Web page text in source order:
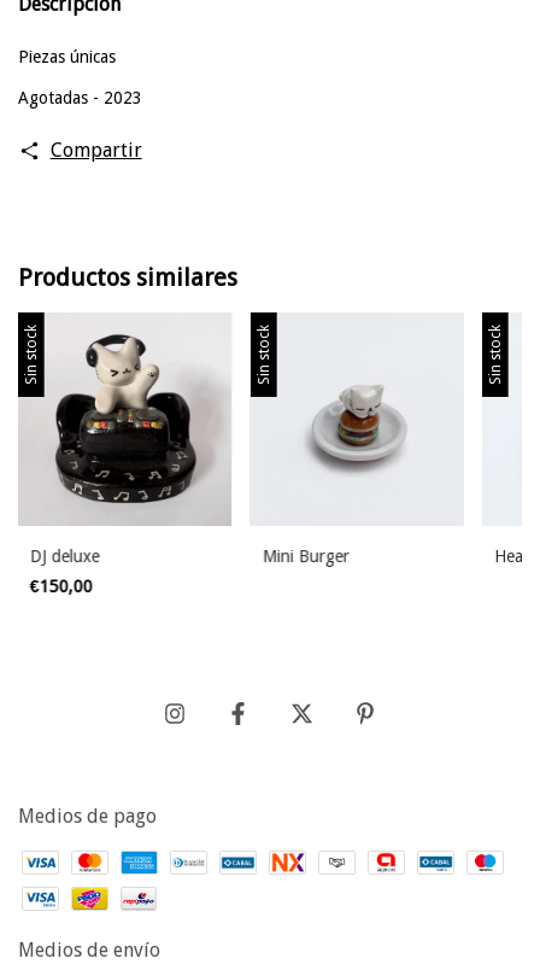
Piezas únicas
Agotadas - 2023
Compartir
Productos similares
Sin stock
DJ deluxe
€150,00
Sin stock
Mini Burger
Sin stock
Medios de pago
Medios de envío